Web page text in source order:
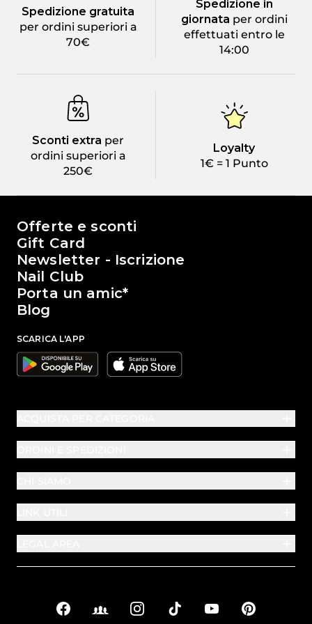
Spedizione gratuita
per ordini superiori a
70€
Spedizione in
giornata per ordini
effettuati entro le
14:00
Sconti extra per
ordini superiori a
250€
Loyalty
1€ = 1 Punto
Il mondo di Passione Beauty
Offerte e sconti
Gift Card
Newsletter - Iscrizione
Nail Club
Porta un amic*
Blog
SCARICA L'APP
Google Apple
Link sociali
FacebookFacebook Groups
InstagramTikTok YouTubePinterest